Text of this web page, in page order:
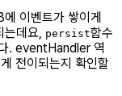
이벤트가 쌓이게
데요, persist함수
. eventHandler 역
전이되는지 확인할